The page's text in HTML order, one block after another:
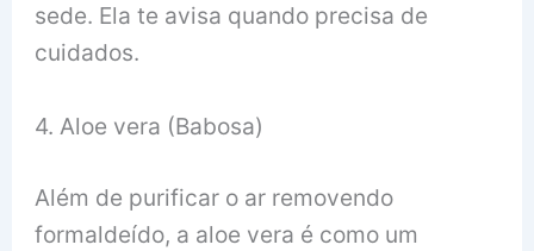
sede. Ela te avisa quando precisa de
cuidados.
4. Aloe vera (Babosa)
Além de purificar o ar removendo
formaldeído, a aloe vera é como um